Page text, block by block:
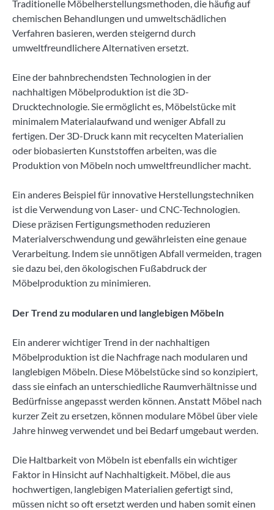
Traditionelle Möbelherstellungsmethoden, die häufig auf
chemischen Behandlungen und umweltschädlichen
Verfahren basieren, werden steigernd durch
umweltfreundlichere Alternativen ersetzt.
Eine der bahnbrechendsten Technologien in der
nachhaltigen Möbelproduktion ist die 3D-
Drucktechnologie. Sie ermöglicht es, Möbelstücke mit
minimalem Materialaufwand und weniger Abfall zu
fertigen. Der 3D-Druck kann mit recycelten Materialien
oder biobasierten Kunststoffen arbeiten, was die
Produktion von Möbeln noch umweltfreundlicher macht.
Ein anderes Beispiel für innovative Herstellungstechniken
ist die Verwendung von Laser- und CNC-Technologien.
Diese präzisen Fertigungsmethoden reduzieren
Materialverschwendung und gewährleisten eine genaue
Verarbeitung. Indem sie unnötigen Abfall vermeiden, tragen
sie dazu bei, den ökologischen Fußabdruck der
Möbelproduktion zu minimieren.
Der Trend zu modularen und langlebigen Möbeln
Ein anderer wichtiger Trend in der nachhaltigen
Möbelproduktion ist die Nachfrage nach modularen und
langlebigen Möbeln. Diese Möbelstücke sind so konzipiert,
dass sie einfach an unterschiedliche Raumverhältnisse und
Bedürfnisse angepasst werden können. Anstatt Möbel nach
kurzer Zeit zu ersetzen, können modulare Möbel über viele
Jahre hinweg verwendet und bei Bedarf umgebaut werden.
Die Haltbarkeit von Möbeln ist ebenfalls ein wichtiger
Faktor in Hinsicht auf Nachhaltigkeit. Möbel, die aus
hochwertigen, langlebigen Materialien gefertigt sind,
müssen nicht so oft ersetzt werden und haben somit einen